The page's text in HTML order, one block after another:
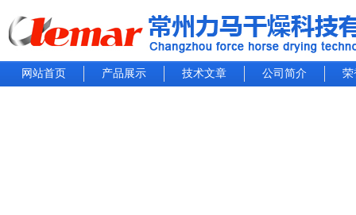
网站首页 产品展示 技术文章 公司简介 荣